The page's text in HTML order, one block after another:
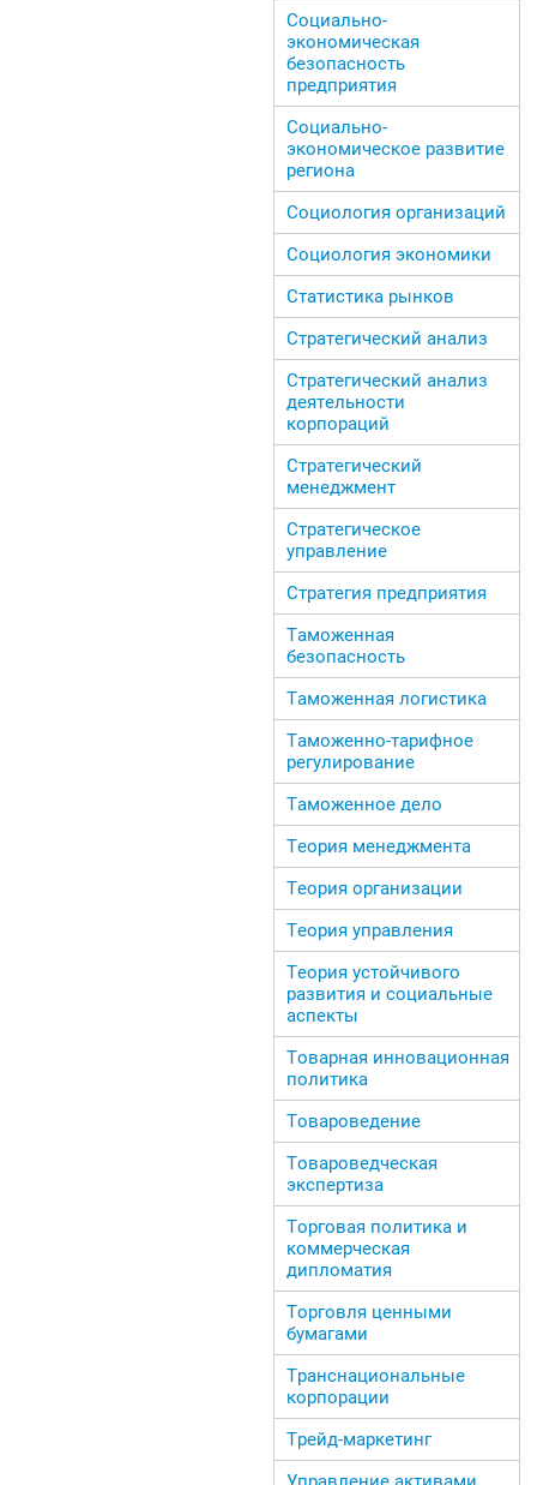
Социально-
экономическая
безопасность
предприятия
Социально-
экономическое развитие
региона
Социология организаций
Социология экономики
Статистика рынков
Стратегический анализ
Стратегический анализ
деятельности
корпораций
Стратегический
менеджмент
Стратегическое
управление
Стратегия предприятия
Таможенная
безопасность
Таможенная логистика
Таможенно-тарифное
регулирование
Таможенное дело
Теория менеджмента
Теория организации
Теория управления
Теория устойчивого
развития и социальные
аспекты
Товарная инновационная
политика
Товароведение
Товароведческая
экспертиза
Торговая политика и
коммерческая
дипломатия
Торговля ценными
бумагами
Транснациональные
корпорации
Трейд-маркетинг